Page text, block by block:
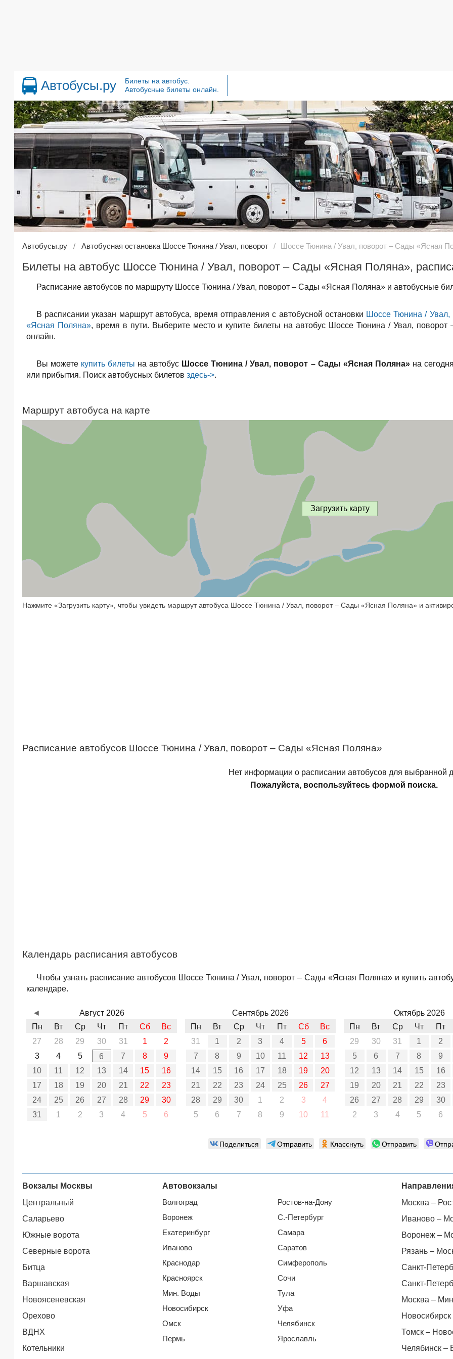
Автобусы.ру
Билеты на автобус.
Автобусные билеты онлайн.
Автобусы.ру Автобусная остановка Шоссе Тюнина / Увал, поворот Шоссе Тюнина / Увал, поворот – Сады «Ясная
Билеты на автобус Шоссе Тюнина / Увал, поворот – Сады «Ясная Поляна»,
Расписание автобусов по маршруту Шоссе Тюнина / Увал, поворот – Сады «Ясная Поляна» и автобусные
В расписании указан маршрут автобуса, время отправления с автобусной остановки Шоссе Тюнина / Увал,
«Ясная Поляна», время в пути. Выберите место и купите билеты на автобус Шоссе Тюнина / Увал,
онлайн.
Вы можете купить билеты на автобус Шоссе Тюнина / Увал, поворот – Сады «Ясная Поляна»на
или прибытия. Поиск автобусных билетов здесь->.
Маршрут автобуса на карте
Загрузить карту
Нажмите «Загрузить карту», чтобы увидеть маршрут автобуса Шоссе Тюнина / Увал, поворот – Сады «Ясная Поляна» и
Расписание автобусов Шоссе Тюнина / Увал, поворот – Сады «Ясная Поляна»
Нет информации о расписании автобусов для выбранной
Пожалуйста, воспользуйтесь формой поиска.
Календарь расписания автобусов
Чтобы узнать расписание автобусов Шоссе Тюнина / Увал, поворот – Сады «Ясная Поляна» и купить
календаре.
Август 2026
Пн
Вт Ср Чт Пт Сб
Вс
27
28 29 30 31 1
2
3
4 5 6 7 8
9
10
11 12 13 14 15
16
17
18 19 20 21 22
23
24
25 26 27 28 29
30
31
1 2 3 4 5 6
Сентябрь 2026
Пн
Вт Ср Чт Пт Сб
Вс
31
1 2 3 4 5
6
7
8 9 10 11 12
13
14
15 16 17 18 19
20
21
22 23 24 25 26
27
28
29 30 1 2 3
4
5
6 7 8 9 10 11
Октябрь 2026
Пн
Вт Ср Чт
Пт
29
30 31 1
2
5
6 7 8
9
12
13 14 15
16
19
20 21 22
23
26
27 28 29
30
2
3 4 5 6
◄
Поделиться Отправить Класснуть Отправить
Вокзалы Москвы
Центральный
Саларьево
Южные ворота
Северные ворота
Битца
Варшавская
Новоясеневская
Орехово
ВДНХ
Котельники
Автовокзалы
Волгоград
Воронеж
Екатеринбург
Иваново
Краснодар
Красноярск
Мин. Воды
Новосибирск
Омск
Пермь
Ростов-на-Дону
С.-Петербург
Самара
Саратов
Симферополь
Сочи
Тула
Уфа
Челябинск
Ярославль
Москва –
Иваново –
Воронеж –
Рязань –
Санкт-
Санкт-
Москва –
Томск –
Челябинск –